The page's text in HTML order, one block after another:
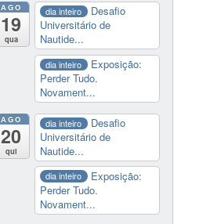
AGO
19
qua
dia inteiro
Desafio
Universitário de
Nautide...
dia inteiro
Exposição:
Perder Tudo.
Novament...
AGO
20
qui
dia inteiro
Desafio
Universitário de
Nautide...
dia inteiro
Exposição:
Perder Tudo.
Novament...